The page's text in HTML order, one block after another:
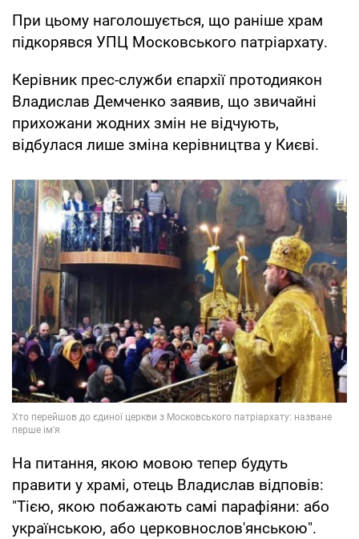
При цьому наголошується, що раніше храм
підкорявся УПЦ Московського патріархату.
Керівник прес-служби єпархії протодиякон
Владислав Демченко заявив, що звичайні
прихожани жодних змін не відчують,
відбулася лише зміна керівництва у Києві.
На питання, якою мовою тепер будуть
правити у храмі, отець Владислав відповів:
"Тією, якою побажають самі парафіяни: або
українською, або церковнослов'янською".